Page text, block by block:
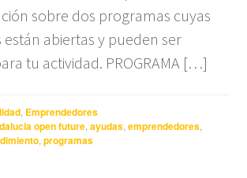
sobre dos programas cuyas
abiertas y pueden ser
tu actividad. PROGRAMA […]
Emprendedores
open future ,ayudas ,emprendedores
,programas